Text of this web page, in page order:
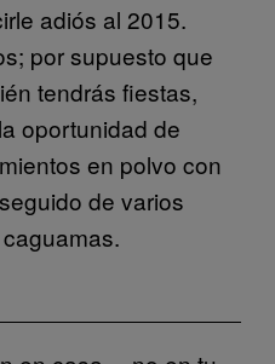
adiós al 2015.
por supuesto que
tendrás fiestas,
oportunidad de
en polvo con
de varios